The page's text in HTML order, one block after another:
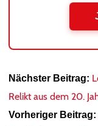
Nächster Beitrag:
Relikt aus dem 20.
Vorheriger Beitrag: